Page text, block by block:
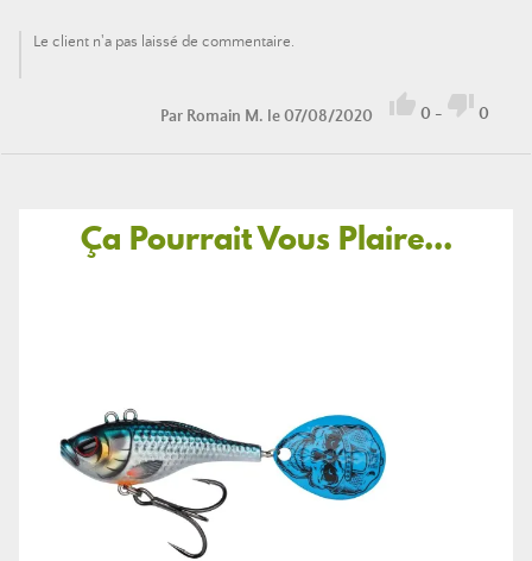
Le client n'a pas laissé de commentaire.
Par Romain M. le 07/08/2020  0 -  0
Ça Pourrait Vous Plaire...